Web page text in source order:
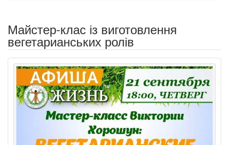
Майстер-клас із виготовлення
вегетарианських ролів